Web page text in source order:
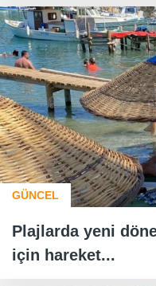
GÜNCEL
Plajlarda yeni
için hareket...